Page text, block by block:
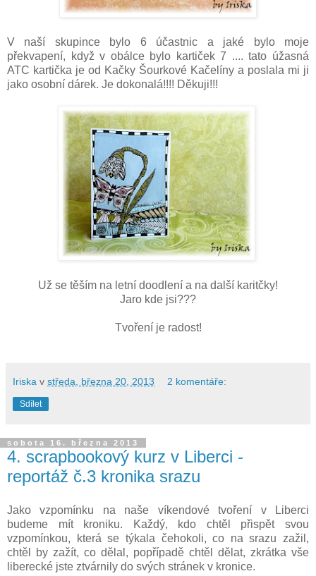
V naší skupince bylo 6 účastnic a jaké bylo moje
překvapení, když v obálce bylo kartiček 7 .... tato úžasná
ATC kartička je od Kačky Šourkové Kačelíny a poslala mi ji
jako osobní dárek. Je dokonalá!!!! Děkuji!!!
Už se těším na letní doodlení a na další karitčky!
Jaro kde jsi???
Tvoření je radost!
Iriska v středa, března 20, 2013 2 komentáře:
Sdílet
sobota 16. března 2013
4. scrapbookový kurz v Liberci -
reportáž č.3 kronika srazu
Jako vzpomínku na naše víkendové tvoření v Liberci
budeme mít kroniku. Každý, kdo chtěl přispět svou
vzpomínkou, která se týkala čehokoli, co na srazu zažil,
chtěl by zažít, co dělal, popřípadě chtěl dělat, zkrátka vše
liberecké jste ztvárnily do svých stránek v kronice.